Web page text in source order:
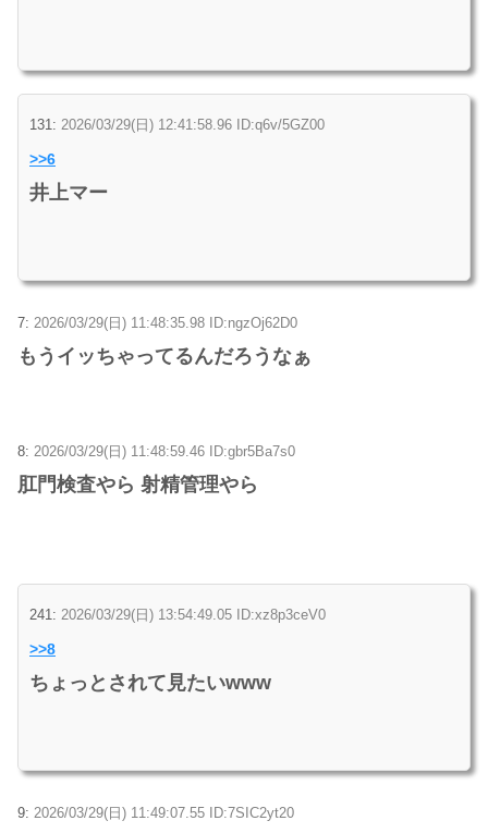
131: 2026/03/29(日) 12:41:58.96 ID:q6v/5GZ00
>>6
井上マー
7: 2026/03/29(日) 11:48:35.98 ID:ngzOj62D0
もうイッちゃってるんだろうなぁ
8: 2026/03/29(日) 11:48:59.46 ID:gbr5Ba7s0
肛門検査やら 射精管理やら
241: 2026/03/29(日) 13:54:49.05 ID:xz8p3ceV0
>>8
ちょっとされて見たいwww
9: 2026/03/29(日) 11:49:07.55 ID:7SIC2yt20